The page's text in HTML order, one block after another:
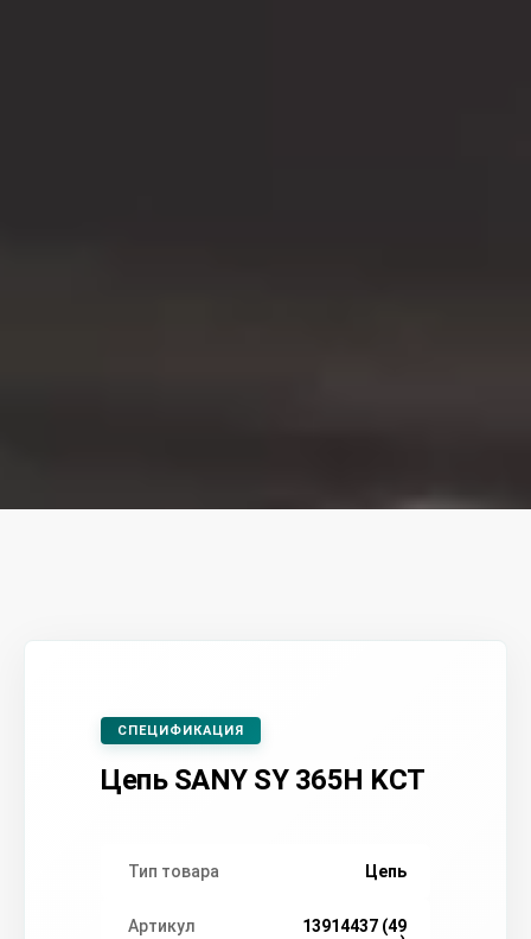
СПЕЦИФИКАЦИЯ
Цепь SANY SY 365H KCT
Тип товара Цепь
Артикул
13914437 (49